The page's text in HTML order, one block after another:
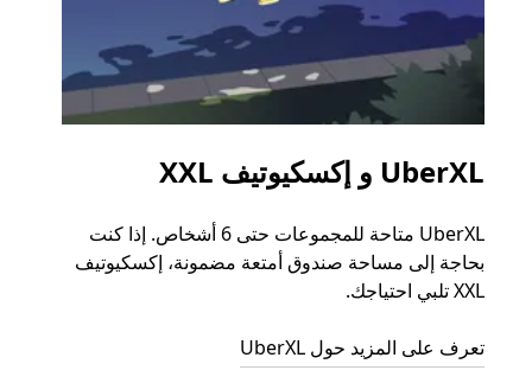
UberXL و إكسكيوتيف XXL
UberXL متاحة للمجموعات حتى 6 أشخاص. إذا كنت
بحاجة إلى مساحة صندوق أمتعة مضمونة، إكسكيوتيف
XXL تلبي احتياجك.
تعرف على المزيد حول UberXL